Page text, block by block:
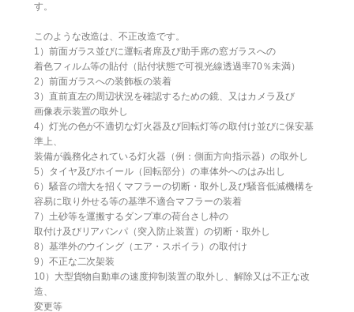
す。
このような改造は、不正改造です。
1）前面ガラス並びに運転者席及び助手席の窓ガラスへの
着色フィルム等の貼付（貼付状態で可視光線透過率70％未満）
2）前面ガラスへの装飾板の装着
3）直前直左の周辺状況を確認するための鏡、又はカメラ及び
画像表示装置の取外し
4）灯光の色が不適切な灯火器及び回転灯等の取付け並びに保安基
準上、
装備が義務化されている灯火器（例：側面方向指示器）の取外し
5）タイヤ及びホイール（回転部分）の車体外へのはみ出し
6）騒音の増大を招くマフラーの切断・取外し及び騒音低減機構を
容易に取り外せる等の基準不適合マフラーの装着
7）土砂等を運搬するダンプ車の荷台さし枠の
取付け及びリアバンパ（突入防止装置）の切断・取外し
8）基準外のウイング（エア・スポイラ）の取付け
9）不正な二次架装
10）大型貨物自動車の速度抑制装置の取外し、解除又は不正な改
造、
変更等